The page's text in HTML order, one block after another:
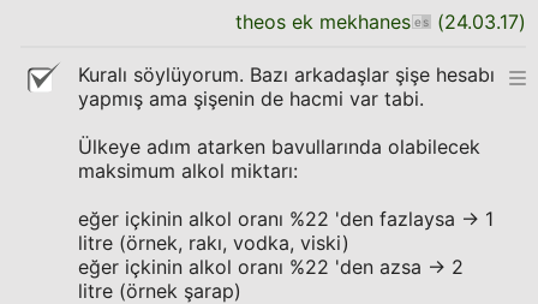
theos ek mekhanes (24.03.17)
Kuralı söylüyorum. Bazı arkadaşlar şişe hesabı
yapmış ama şişenin de hacmi var tabi.
Ülkeye adım atarken bavullarında olabilecek
maksimum alkol miktarı:
eğer içkinin alkol oranı %22 'den fazlaysa -> 1
litre (örnek, rakı, vodka, viski)
eğer içkinin alkol oranı %22 'den azsa -> 2
litre (örnek şarap)